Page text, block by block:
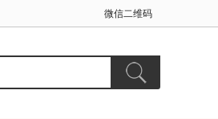
微信二维码